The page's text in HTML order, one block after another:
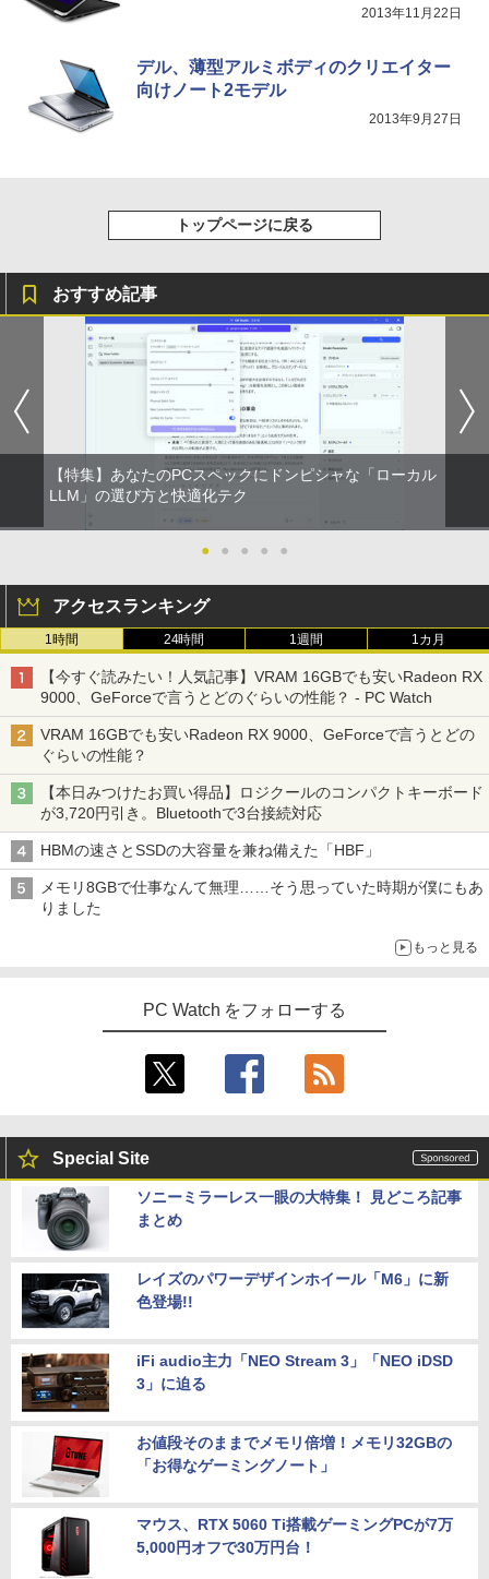
2013年11月22日
デル、薄型アルミボディのクリエイター
向けノート2モデル
2013年9月27日
トップページに戻る
おすすめ記事
【特集】あなたのPCスペックにドンピシャな「ローカル
LLM」の選び方と快適化テク
● ● ● ● ●
アクセスランキング
1時間 24時間 1週間 1カ月
【今すぐ読みたい！人気記事】VRAM 16GBでも安いRadeon RX
9000、GeForceで言うとどのぐらいの性能？ - PC Watch
VRAM 16GBでも安いRadeon RX 9000、GeForceで言うとどの
ぐらいの性能？
【本日みつけたお買い得品】ロジクールのコンパクトキーボード
が3,720円引き。Bluetoothで3台接続対応
HBMの速さとSSDの大容量を兼ね備えた「HBF」
メモリ8GBで仕事なんて無理……そう思っていた時期が僕にもあ
りました
もっと見る
PC Watch をフォローする
Special Site
ソニーミラーレス一眼の大特集！ 見どころ記事
まとめ
レイズのパワーデザインホイール「M6」に新
色登場!!
iFi audio主力「NEO Stream 3」「NEO iDSD
3」に迫る
お値段そのままでメモリ倍増！メモリ32GBの
「お得なゲーミングノート」
マウス、RTX 5060 Ti搭載ゲーミングPCが7万
5,000円オフで30万円台！